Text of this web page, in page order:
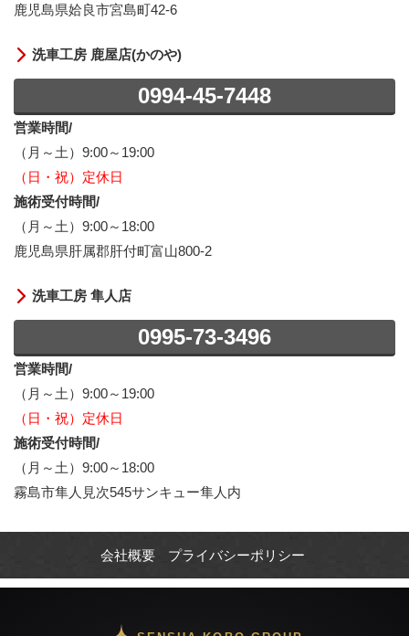
鹿児島県姶良市宮島町42-6
洗車工房 鹿屋店(かのや)
0994-45-7448
営業時間/
（月～土）9:00～19:00
（日・祝）定休日
施術受付時間/
（月～土）9:00～18:00
鹿児島県肝属郡肝付町富山800-2
洗車工房 隼人店
0995-73-3496
営業時間/
（月～土）9:00～19:00
（日・祝）定休日
施術受付時間/
（月～土）9:00～18:00
霧島市隼人見次545サンキュー隼人内
会社概要 プライバシーポリシー